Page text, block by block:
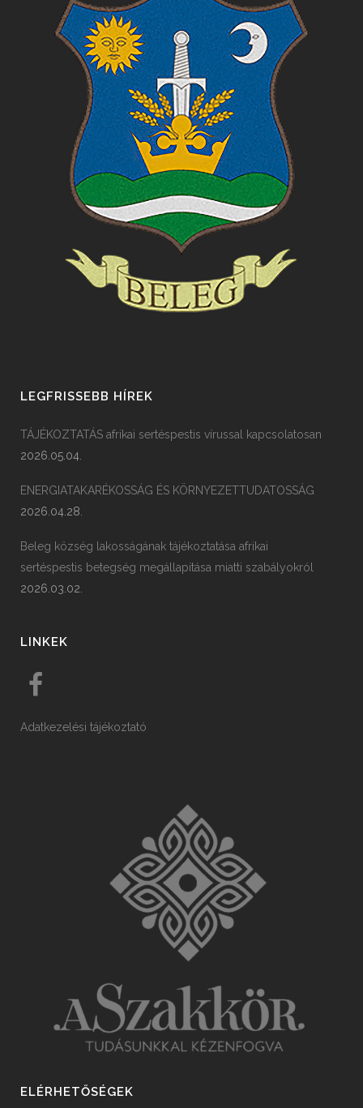
LEGFRISSEBB HÍREK
TÁJÉKOZTATÁS afrikai sertéspestis vírussal kapcsolatosan
2026.05.04.
ENERGIATAKARÉKOSSÁG ÉS KÖRNYEZETTUDATOSSÁG
2026.04.28.
Beleg község lakosságának tájékoztatása afrikai
sertéspestis betegség megállapítása miatti szabályokról
2026.03.02.
LINKEK
Adatkezelési tájékoztató
ELÉRHETŐSÉGEK